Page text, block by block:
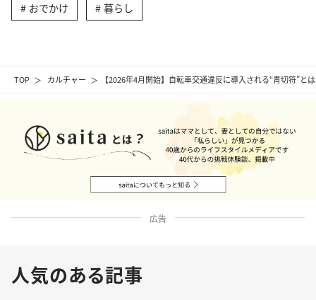
TOP カルチャー 【2026年4月開始】自転車交通違反に導入される“青切符”と
おでかけ 暮らし
広告
人気のある記事